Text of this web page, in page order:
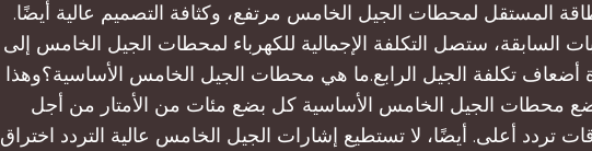
المستقل لمحطات الجيل الخامس مرتفع، وكثافة التصميم عالية أيضًا.
السابقة، ستصل التكلفة الإجمالية للكهرباء لمحطات الجيل الخامس إلى
تكلفة الجيل الرابع.ما هي محطات الجيل الخامس الأساسية؟وهذا
محطات الجيل الخامس الأساسية كل بضع مئات من الأمتار من أجل
تردد أعلى. أيضًا، لا تستطيع إشارات الجيل الخامس عالية التردد اختراق